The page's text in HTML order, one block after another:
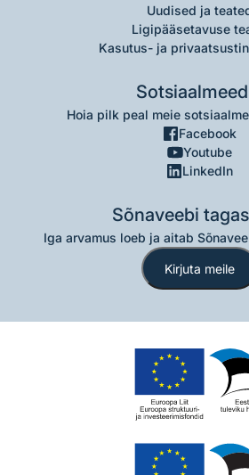
Uudised ja
Ligipääsetavuse
Kasutus- ja
Hoia pilk peal meie
Facebook
Youtube
LinkedIn
Sõnaveebi
Iga arvamus loeb ja aitab
Kirjuta meile